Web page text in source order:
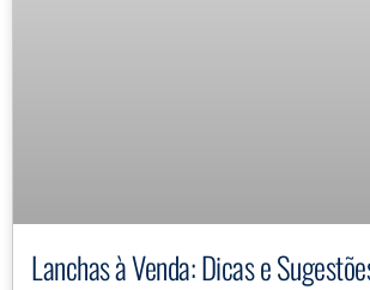
Lanchas à Venda: Dicas e